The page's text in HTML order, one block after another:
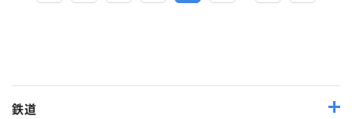
鉄道